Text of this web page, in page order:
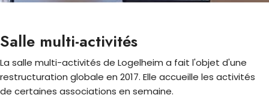
Salle multi-activités
La salle multi-activités de Logelheim a fait l'objet d'une
restructuration globale en 2017. Elle accueille les activités
de certaines associations en semaine.